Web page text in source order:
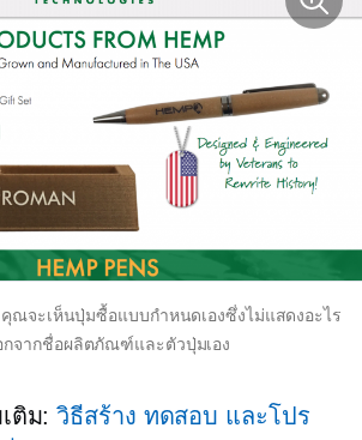
ณจะเห็นปุ่มซื้อแบบกำหนดเองซึ่งไม่แสดงอะไร
กจากชื่อผลิตภัณฑ์และตัวปุ่มเอง
เติม:วิธีสร้าง ทดสอบ และโปร